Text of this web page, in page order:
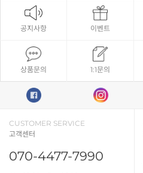
공지사항 이벤트
상품문의 1:1문의
CUSTOMER SERVICE
고객센터
070-4477-7990